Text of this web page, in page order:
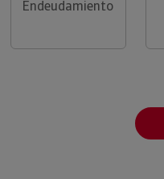
Endeudamiento